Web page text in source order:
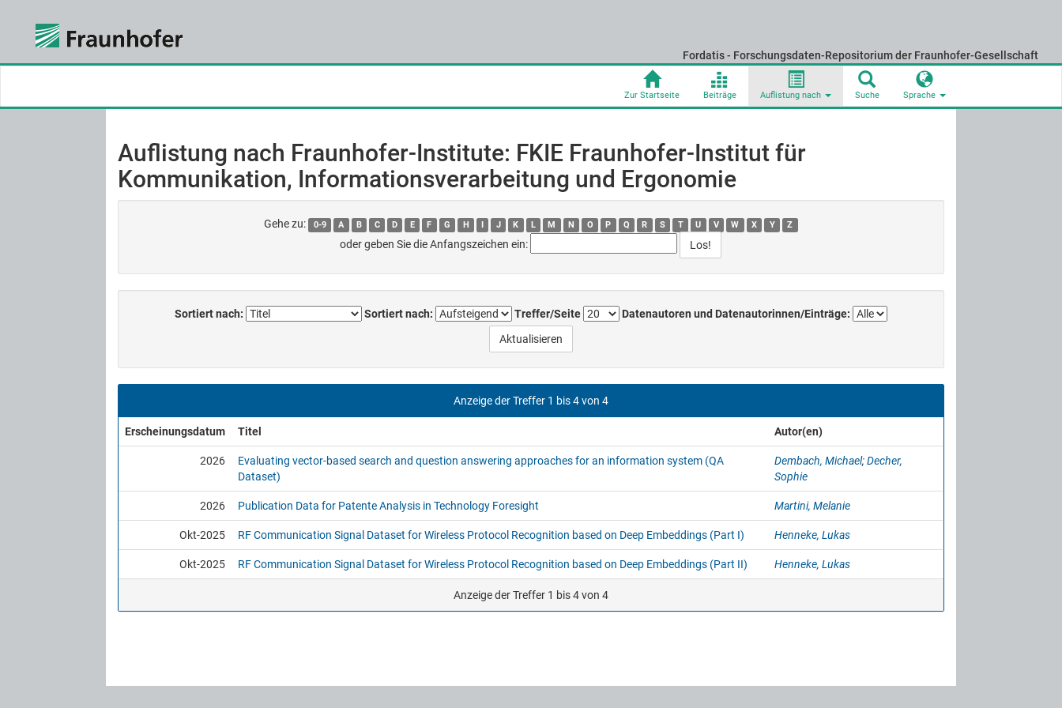
Fordatis - Forschungsdaten-Repositorium der Fraunhofer-Gesellschaft
Zur Startseite Beiträge Auflistung nach Suche Sprache
Auflistung nach Fraunhofer-Institute: FKIE Fraunhofer-Institut für
Kommunikation, Informationsverarbeitung und Ergonomie
Gehe zu: 0-9 A B C D E F G H I J K L M N O P Q R S T U V W X Y Z
oder geben Sie die Anfangszeichen ein:
Sortiert nach: Sortiert nach: Treffer/Seite Datenautoren und Datenautorinnen/Einträge:
Anzeige der Treffer 1 bis 4 von 4
Erscheinungsdatum Titel Autor(en)
2026
Evaluating vector-based search and question answering approaches for an information system (QA
Dataset)
Dembach, Michael;Decher,
Sophie
2026 Publication Data for Patente Analysis in Technology Foresight Martini, Melanie
Okt-2025 RF Communication Signal Dataset for Wireless Protocol Recognition based on Deep Embeddings (Part I) Henneke, Lukas
Okt-2025 RF Communication Signal Dataset for Wireless Protocol Recognition based on Deep Embeddings (Part II) Henneke, Lukas
Anzeige der Treffer 1 bis 4 von 4